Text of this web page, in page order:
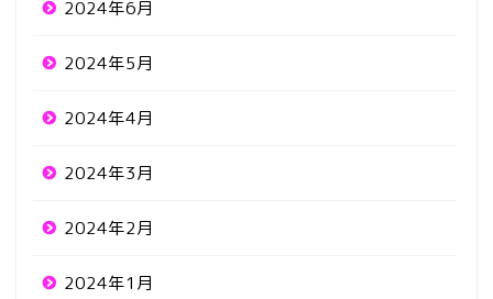
2024年6月
2024年5月
2024年4月
2024年3月
2024年2月
2024年1月